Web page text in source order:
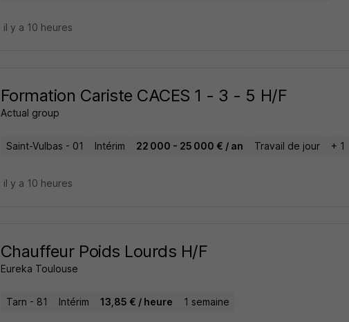
il y a 10 heures
Formation Cariste CACES 1 - 3 - 5 H/F
Actual group
Saint-Vulbas - 01 Intérim 22 000 - 25 000 € / an Travail de jour + 1
il y a 10 heures
Chauffeur Poids Lourds H/F
Eureka Toulouse
Tarn - 81 Intérim 13,85 € / heure 1 semaine